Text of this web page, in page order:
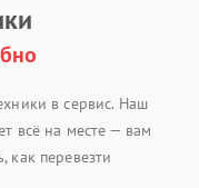
в сервис. Наш
всё на месте — вам
как перевезти